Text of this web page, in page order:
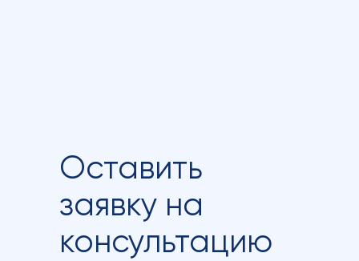
Оставить
заявку на
консультацию